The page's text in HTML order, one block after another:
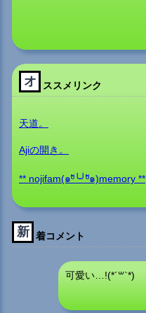
オ ススメリンク
天道。
Ajiの開き。
** nojifam(๑ºั╰╯ºั๑)memory **
新 着コメント
可愛い…!(*´꒳`*)